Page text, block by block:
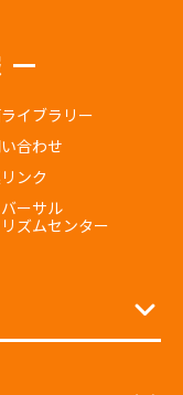
イブラリー
合わせ
ンク
ーサル
ズムセンター